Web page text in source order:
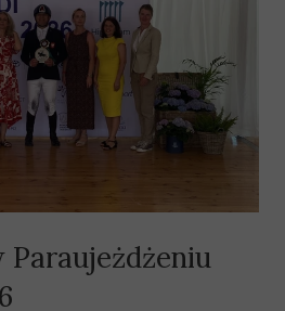
Paraujeżdżeniu